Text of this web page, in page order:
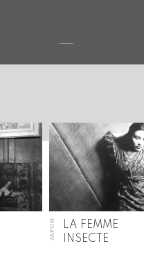
JAPON
LA FEMME
INSECTE